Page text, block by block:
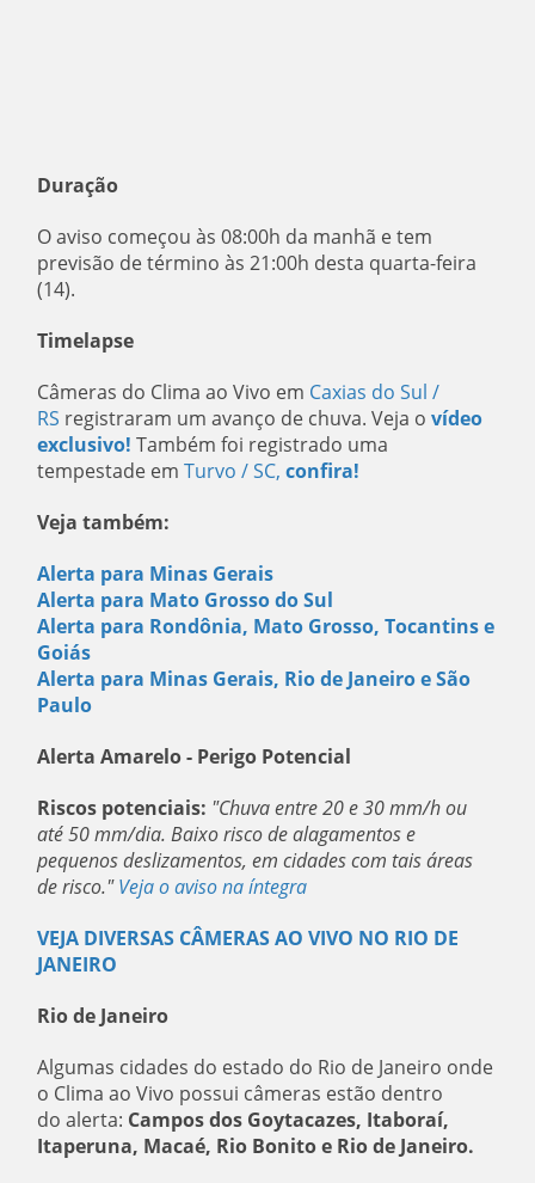
Duração
O aviso começou às 08:00h da manhã e tem
previsão de término às 21:00h desta quarta-feira
(14).
Timelapse
Câmeras do Clima ao Vivo em Caxias do Sul /
RS registraram um avanço de chuva. Veja ovídeo
exclusivo! Também foi registrado uma
tempestade emTurvo / SC, confira!
Veja também:
Alerta para Minas Gerais
Alerta para Mato Grosso do Sul
Alerta para Rondônia, Mato Grosso, Tocantins e
Goiás
Alerta para Minas Gerais, Rio de Janeiro e São
Paulo
Alerta Amarelo - Perigo Potencial
Riscos potenciais: "Chuva entre 20 e 30 mm/h ou
até 50 mm/dia. Baixo risco de alagamentos e
pequenos deslizamentos, em cidades com tais áreas
de risco."Veja o aviso na íntegra
VEJA DIVERSAS CÂMERAS AO VIVO NO RIO DE
JANEIRO
Rio de Janeiro
Algumas cidades do estado do Rio de Janeiro onde
o Clima ao Vivo possui câmeras estão dentro
do alerta: Campos dos Goytacazes, Itaboraí,
Itaperuna, Macaé, Rio Bonito e Rio de Janeiro.